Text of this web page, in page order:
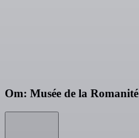
Om: Musée de la Romanité